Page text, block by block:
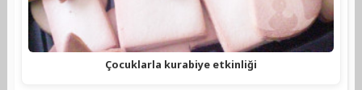
Çocuklarla kurabiye etkinliği